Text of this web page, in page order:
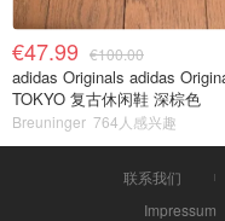
€47.99 €100.00
adidas Originals adidas
TOKYO 复古休闲鞋 深棕色
Breuninger 764人感兴趣
联系我们
Impressum